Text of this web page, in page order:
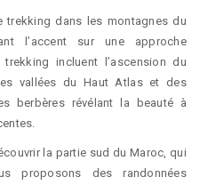
trekking dans les montagnes du
l’accent sur une approche
incluent l’ascension du
vallées du Haut Atlas et des
berbères révélant la beauté à
la partie sud du Maroc, qui
proposons des randonnées